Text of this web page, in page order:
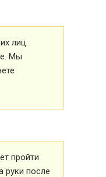
лиц.
Мы
пройти
руки после